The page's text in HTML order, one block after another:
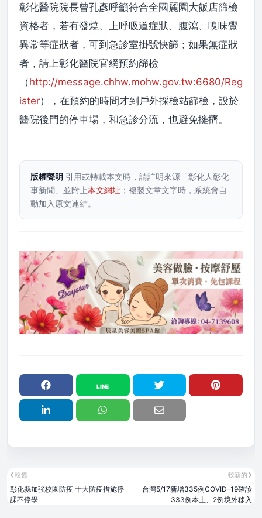
彰化醫院院長曾孔彥呼籲符合全國麗園大飯店篩檢
資格者，若有發燒、上呼吸道症狀、腹瀉、嗅味覺
異常等症狀者，可到急診室掛號快篩；如果無症狀
者，請上彰化醫院官網預約篩檢
（http://message.chhw.mohw.gov.tw:6680/Reg
ister），在預約的時間才到戶外採檢站篩檢，設於
醫院後門的停車場，和急診分流，也避免擁擠。
版權聲明 引用或轉載本文時，請註明來源「彰化人彰化
事新聞」並附上本文網址 ；複製文章文字時，系統會自
動加入原文連結。
較新的
台灣5/17新增335例COVID-19確診
333例本土、2例境外移入
較舊
彰化縣加強校園防疫 十大防疫措施停
課不停學